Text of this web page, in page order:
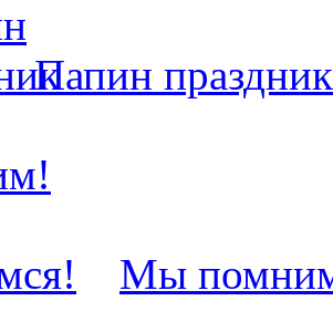
Папин праздник
Мы